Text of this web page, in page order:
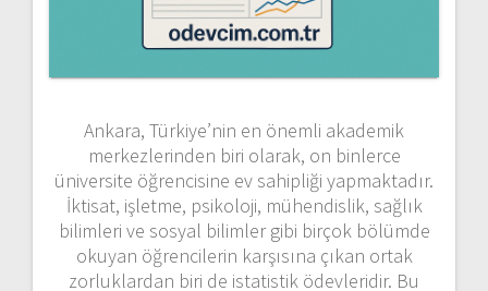
Ankara, Türkiye’nin en önemli akademik
merkezlerinden biri olarak, on binlerce
üniversite öğrencisine ev sahipliği yapmaktadır.
İktisat, işletme, psikoloji, mühendislik, sağlık
bilimleri ve sosyal bilimler gibi birçok bölümde
okuyan öğrencilerin karşısına çıkan ortak
zorluklardan biri de istatistik ödevleridir. Bu